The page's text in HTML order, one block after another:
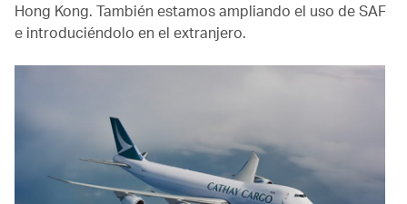
Hong Kong. También estamos ampliando el uso de SAF
e introduciéndolo en el extranjero.